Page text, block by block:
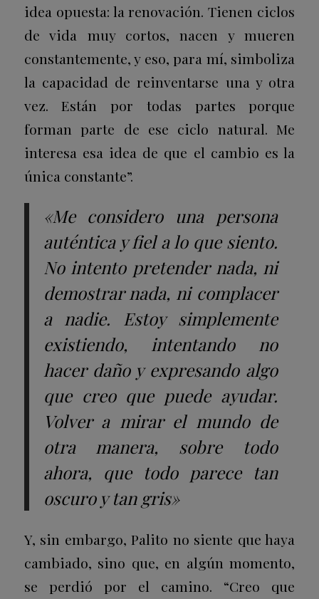
idea opuesta: la renovación. Tienen ciclos
de vida muy cortos, nacen y mueren
constantemente, y eso, para mí, simboliza
la capacidad de reinventarse una y otra
vez. Están por todas partes porque
forman parte de ese ciclo natural. Me
interesa esa idea de que el cambio es la
única constante”.
«Me considero una persona
auténtica y fiel a lo que siento.
No intento pretender nada, ni
demostrar nada, ni complacer
a nadie. Estoy simplemente
existiendo, intentando no
hacer daño y expresando algo
que creo que puede ayudar.
Volver a mirar el mundo de
otra manera, sobre todo
ahora, que todo parece tan
oscuro y tan gris»
Y, sin embargo, Palito no siente que haya
cambiado, sino que, en algún momento,
se perdió por el camino. “Creo que